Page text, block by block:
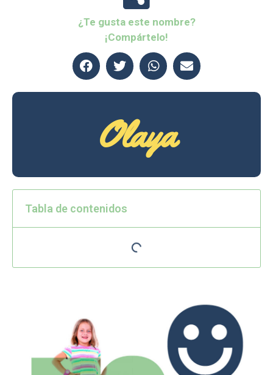
¿Te gusta este nombre?
¡Compártelo!
Olaya
Tabla de contenidos